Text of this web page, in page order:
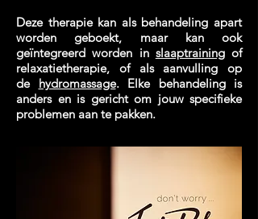
Deze therapie kan als behandeling apart
worden geboekt, maar kan ook
geïntegreerd worden in slaaptrainingof
relaxatietherapie, of als aanvulling op
de hydromassage. Elke behandeling is
anders en is gericht om jouw specifieke
problemen aan te pakken.